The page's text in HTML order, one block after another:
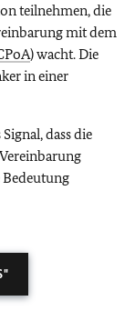
teilnehmen, die
mit dem
) wacht. Die
in einer
dass die